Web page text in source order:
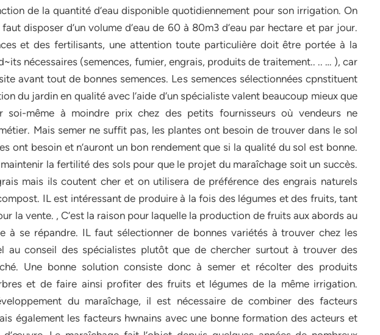
de la quantité d’eau disponible quotidiennement pour son irrigation. On
disposer d’un volume d’eau de 60 à 80m3 d’eau par hectare et par jour.
et des fertilisants, une attention toute particulière doit être portée à la
nécessaires (semences, fumier, engrais, produits de traitement.. .. … ), car
avant tout de bonnes semences. Les semences sélectionnées cpnstituent
du jardin en qualité avec l’aide d’un spécialiste valent beaucoup mieux que
soi-même à moindre prix chez des petits fournisseurs où vendeurs ne
Mais semer ne suffit pas, les plantes ont besoin de trouver dans le sol
ont besoin et n’auront un bon rendement que si la qualité du sol est bonne.
la fertilité des sols pour que le projet du maraîchage soit un succès.
mais ils coutent cher et on utilisera de préférence des engrais naturels
IL est intéressant de produire à la fois des légumes et des fruits, tant
la vente. , C’est la raison pour laquelle la production de fruits aux abords au
à se répandre. IL faut sélectionner de bonnes variétés à trouver chez les
au conseil des spécialistes plutôt que de chercher surtout à trouver des
Une bonne solution consiste donc à semer et récolter des produits
et de faire ainsi profiter des fruits et légumes de la même irrigation.
du maraîchage, il est nécessaire de combiner des facteurs
également les facteurs hwnains avec une bonne formation des acteurs et